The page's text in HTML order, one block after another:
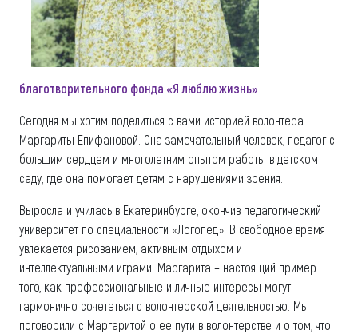
благотворительного фонда «Я люблю жизнь»
Сегодня мы хотим поделиться с вами историей волонтера
Маргариты Епифановой. Она замечательный человек, педагог с
большим сердцем и многолетним опытом работы в детском
саду, где она помогает детям с нарушениями зрения.
Выросла и училась в Екатеринбурге, окончив педагогический
университет по специальности «Логопед». В свободное время
увлекается рисованием, активным отдыхом и
интеллектуальными играми. Маргарита – настоящий пример
того, как профессиональные и личные интересы могут
гармонично сочетаться с волонтерской деятельностью. Мы
поговорили с Маргаритой о ее пути в волонтерстве и о том, что